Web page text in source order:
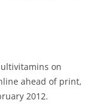
on
ahead of print,
2012.